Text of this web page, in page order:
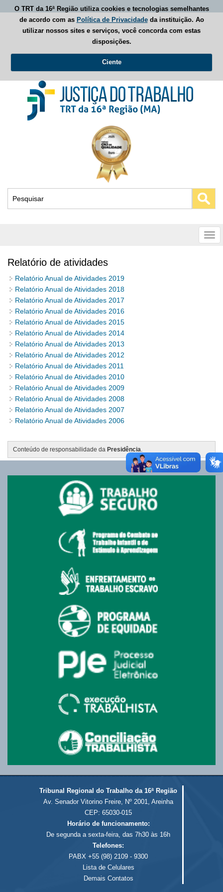
O TRT da 16ª Região utiliza cookies e tecnologias semelhantes
de acordo com as Política de Privacidadeda instituição. Ao
utilizar nossos sites e serviços, você concorda com estas
disposições.
Ciente
Relatório de atividades
Relatório Anual de Atividades 2019
Relatório Anual de Atividades 2018
Relatório Anual de Atividades 2017
Relatório Anual de Atividades 2016
Relatório Anual de Atividades 2015
Relatório Anual de Atividades 2014
Relatório Anual de Atividades 2013
Relatório Anual de Atividades 2012
Relatório Anual de Atividades 2011
Relatório Anual de Atividades 2010
Relatório Anual de Atividades 2009
Relatório Anual de Atividades 2008
Relatório Anual de Atividades 2007
Relatório Anual de Atividades 2006
Conteúdo de responsabilidade da Presidência.
Tribunal Regional do Trabalho da 16ª Região
Av. Senador Vitorino Freire, Nº 2001, Areinha
CEP: 65030-015
Horário de funcionamento:
De segunda a sexta-feira, das 7h30 às 16h
Telefones:
PABX +55 (98) 2109 - 9300
Lista de Celulares
Demais Contatos